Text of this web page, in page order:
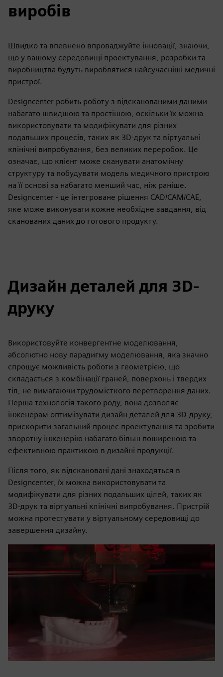
виробів
Швидко та впевнено впроваджуйте інновації, знаючи,
що у вашому середовищі проектування, розробки та
виробництва будуть вироблятися найсучасніші медичні
пристрої.
Designcenter робить роботу з відсканованими даними
набагато швидшою та простішою, оскільки їх можна
використовувати та модифікувати для різних
подальших процесів, таких як 3D-друк та віртуальні
клінічні випробування, без великих переробок. Це
означає, що клієнт може сканувати анатомічну
структуру та побудувати модель медичного пристрою
на її основі за набагато менший час, ніж раніше.
Designcenter - це інтегроване рішення CAD/CAM/CAE,
яке може виконувати кожне необхідне завдання, від
сканованих даних до готового продукту.
Дизайн деталей для 3D-
друку
Використовуйте конвергентне моделювання,
абсолютно нову парадигму моделювання, яка значно
спрощує можливість роботи з геометрією, що
складається з комбінації граней, поверхонь і твердих
тіл, не вимагаючи трудомісткого перетворення даних.
Перша технологія такого роду, вона дозволяє
інженерам оптимізувати дизайн деталей для 3D-друку,
прискорити загальний процес проектування та зробити
зворотну інженерію набагато більш поширеною та
ефективною практикою в дизайні продукції.
Після того, як відскановані дані знаходяться в
Designcenter, їх можна використовувати та
модифікувати для різних подальших цілей, таких як
3D-друк та віртуальні клінічні випробування. Пристрій
можна протестувати у віртуальному середовищі до
завершення дизайну.